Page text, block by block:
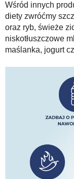
Wśród innych
diety zwróćmy
oraz ryb, świeże
niskotłuszczowe
maślanka, jogurt